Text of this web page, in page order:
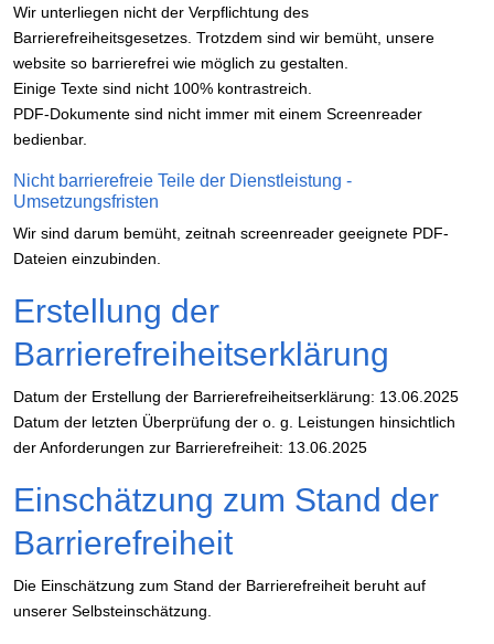
Wir unterliegen nicht der Verpflichtung des
Barrierefreiheitsgesetzes. Trotzdem sind wir bemüht, unsere
website so barrierefrei wie möglich zu gestalten.
Einige Texte sind nicht 100% kontrastreich.
PDF-Dokumente sind nicht immer mit einem Screenreader
bedienbar.
Nicht barrierefreie Teile der Dienstleistung -
Umsetzungsfristen
Wir sind darum bemüht, zeitnah screenreader geeignete PDF-
Dateien einzubinden.
Erstellung der
Barrierefreiheitserklärung
Datum der Erstellung der Barrierefreiheitserklärung: 13.06.2025
Datum der letzten Überprüfung der o. g. Leistungen hinsichtlich
der Anforderungen zur Barrierefreiheit: 13.06.2025
Einschätzung zum Stand der
Barrierefreiheit
Die Einschätzung zum Stand der Barrierefreiheit beruht auf
unserer Selbsteinschätzung.